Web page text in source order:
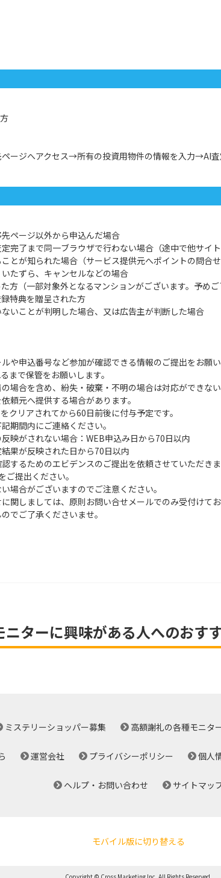
ページへアクセス→所有の投資用物件の情報を入力→AI査
ページ以外から申込んだ場合
完了まで同一ブラウザで行わない場合（途中で他サイト
とが知られた場合（サービス提供元へポイントの問合
たずら、キャンセルなどの場合
方（一部対象外となるマンションがございます。予めご
特典を贈呈された方
いことが判明した場合、又は広告主が判断した場合
や申込番号など参加が確認できる情報のご提出をお願い
まで保管をお願いします。
場合を含め、紛失・破棄・不明の場合は対応ができな
頼元へ提供する場合があります。
クリアされてから60日前後に付与予定です。
期間内にご連絡ください。
映がされない場合：WEB申込み日から70日以内
果が反映された日から70日以内
するためのエビデンスのご提出を依頼させていただきま
提出ください。
場合がございますのでご注意ください。
関しましては、原則お問い合せメールでのみ受付けてお
でご了承くださいませ。
ターに興味がある人へのおす
ミステリーショッパー募集 高額謝礼の各種モニタ
運営会社 プライバシーポリシー 個人
ヘルプ・お問い合わせ サイトマッ
モバイル版に切り替える